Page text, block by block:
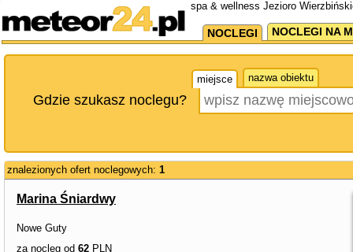
spa & wellness Jezioro
NOCLEGI NOCLEGI NA
miejsce nazwa obiektu
Gdzie szukasz noclegu?
znalezionych ofert noclegowych: 1
Marina Śniardwy
Nowe Guty
za nocleg od 62 PLN